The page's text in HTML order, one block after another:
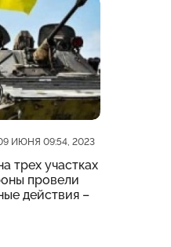
ИЮНЯ 09:54, 2023
трех участках
провели
действия –